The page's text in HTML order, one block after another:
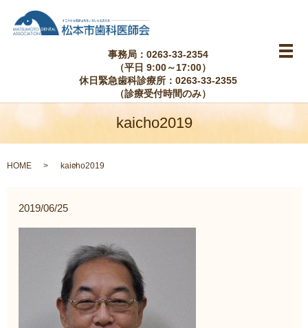
事務局：0263-33-2354
（平日 9:00～17:00）
休日緊急歯科診療所：0263-33-2355
（診療受付時間のみ）
メ
kaicho2019
HOME kaicho2019
2019/06/25